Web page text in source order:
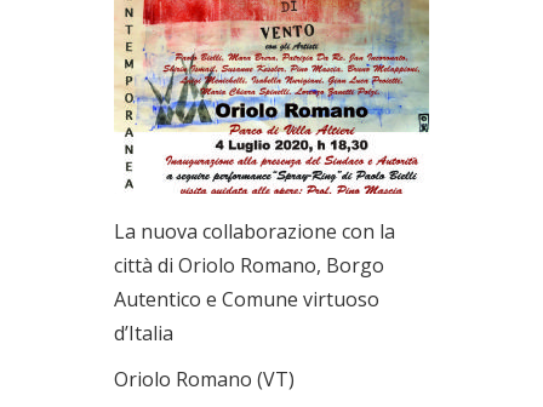
La nuova collaborazione con la
città di Oriolo Romano, Borgo
Autentico e Comune virtuoso
d’Italia
Oriolo Romano (VT)